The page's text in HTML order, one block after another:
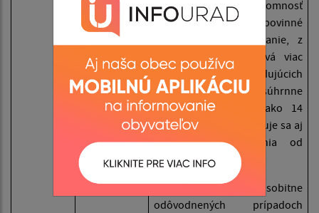
lekára. Ak neprítomnosť
dieťaťa, ktoré plní povinné
predprimárne vzdelávanie, z
dôvodu ochorenia trvá viac
ako 7 po sebe nasledujúcich
vyučovacích dní alebo súhrnne
počas mesiaca viac ako 14
vyučovacích dní, vyžaduje sa aj
predloženie potvrdenia od
lekára.
(13)Vo výnimočných a osobitne
odôvodnených prípadoch